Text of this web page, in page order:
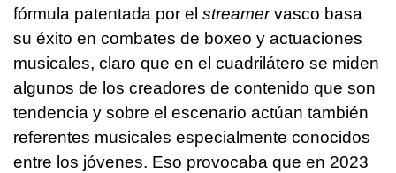
fórmula patentada por el streamervasco basa
su éxito en combates de boxeo y actuaciones
musicales, claro que en el cuadrilátero se miden
algunos de los creadores de contenido que son
tendencia y sobre el escenario actúan también
referentes musicales especialmente conocidos
entre los jóvenes. Eso provocaba que en 2023